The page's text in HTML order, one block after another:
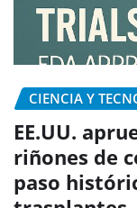
CIENCIA Y
EE.UU.
riñones de
paso